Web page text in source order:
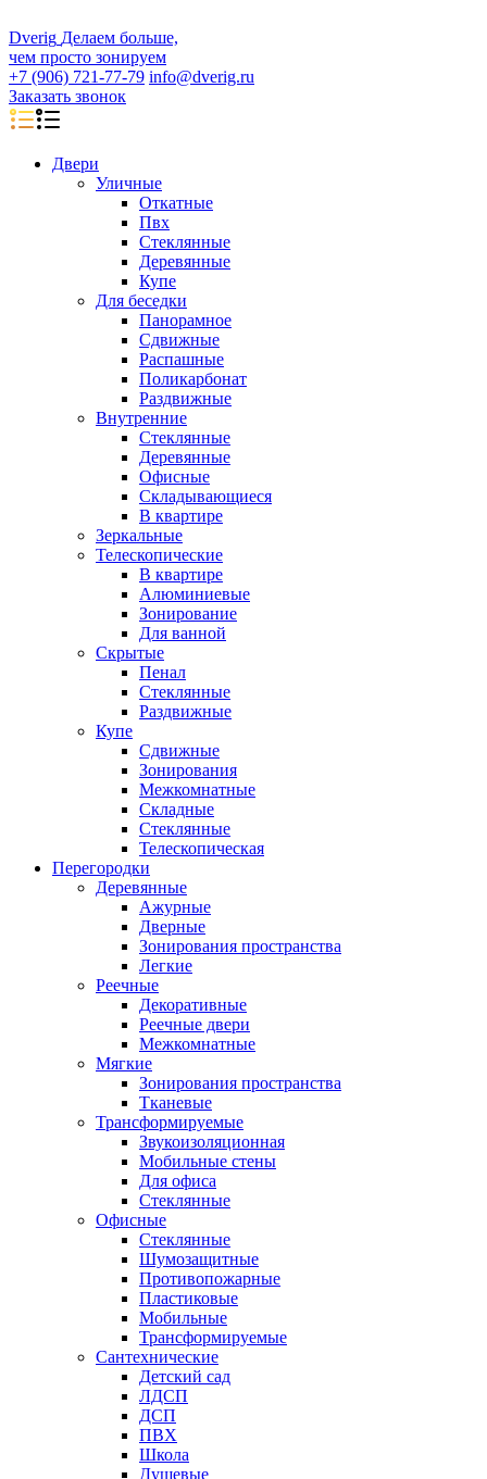
Dverig Делаем больше,
чем просто зонируем
+7 (906) 721-77-79 info@dverig.ru
Заказать звонок
Двери
Уличные
Откатные
Пвх
Стеклянные
Деревянные
Купе
Для беседки
Панорамное
Сдвижные
Распашные
Поликарбонат
Раздвижные
Внутренние
Стеклянные
Деревянные
Офисные
Складывающиеся
В квартире
Зеркальные
Телескопические
В квартире
Алюминиевые
Зонирование
Для ванной
Скрытые
Пенал
Стеклянные
Раздвижные
Купе
Сдвижные
Зонирования
Межкомнатные
Складные
Стеклянные
Телескопическая
Перегородки
Деревянные
Ажурные
Дверные
Зонирования пространства
Легкие
Реечные
Декоративные
Реечные двери
Межкомнатные
Мягкие
Зонирования пространства
Тканевые
Трансформируемые
Звукоизоляционная
Мобильные стены
Для офиса
Стеклянные
Офисные
Стеклянные
Шумозащитные
Противопожарные
Пластиковые
Мобильные
Трансформируемые
Сантехнические
Детский сад
ЛДСП
ДСП
ПВХ
Школа
Душевые